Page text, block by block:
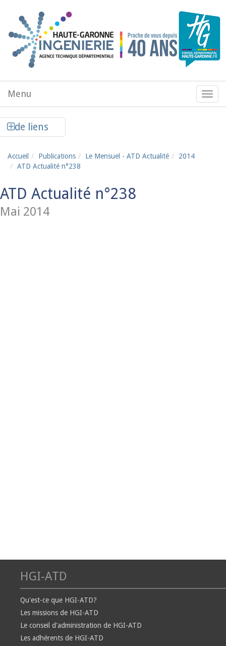
Menu
de
Menu
de liens
Accueil Publications Le Mensuel - ATD Actualité
2014
ATD Actualité n°238
ATD Actualité n°238
Mai 2014
HGI-ATD
Qu'est-ce que HGI-ATD?
Les missions de HGI-ATD
Le conseil d'administration de HGI-ATD
Les adhérents de HGI-ATD